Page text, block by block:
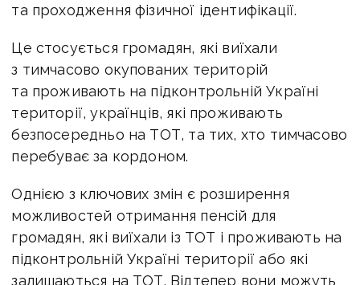
та проходження фізичної ідентифікації.
Це стосується громадян, які виїхали
з тимчасово окупованих територій
та проживають на підконтрольній Україні
території, українців, які проживають
безпосередньо на ТОТ, та тих, хто тимчасово
перебуває за кордоном.
Однією з ключових змін є розширення
можливостей отримання пенсій для
громадян, які виїхали із ТОТ і проживають на
підконтрольній Україні території або які
залишаються на ТОТ. Відтепер вони можуть